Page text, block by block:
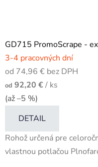
GD715 PromoScrape -
3-4 pracovných dní
od 74,96 € bez DPH
od 92,20 €/ ks
(až –5 %)
DETAIL
Rohož určená pre
vlastnou potlačou